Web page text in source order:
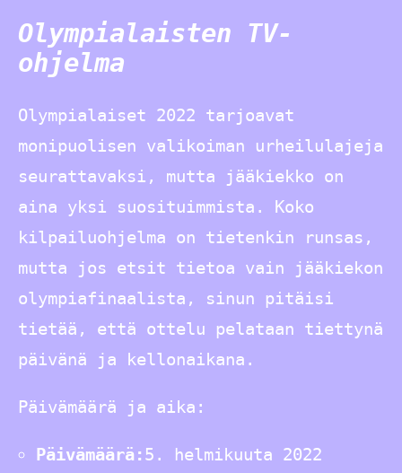
Olympialaisten TV-
ohjelma
Olympialaiset 2022 tarjoavat
monipuolisen valikoiman urheilulajeja
seurattavaksi, mutta jääkiekko on
aina yksi suosituimmista. Koko
kilpailuohjelma on tietenkin runsas,
mutta jos etsit tietoa vain jääkiekon
olympiafinaalista, sinun pitäisi
tietää, että ottelu pelataan tiettynä
päivänä ja kellonaikana.
Päivämäärä ja aika:
Päivämäärä: 5. helmikuuta 2022